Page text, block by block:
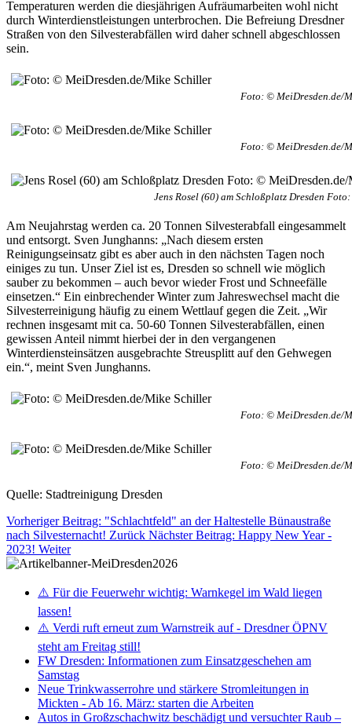
Temperaturen werden die diesjährigen Aufräumarbeiten wohl nicht
durch Winterdienstleistungen unterbrochen. Die Befreiung Dresdner
Straßen von den Silvesterabfällen wird daher schnell abgeschlossen
sein.
Foto: © MeiDresden.de/
Foto: © MeiDresden.de/
Jens Rosel (60) am Schloßplatz Dresden
Am Neujahrstag werden ca. 20 Tonnen Silvesterabfall eingesammelt
und entsorgt. Sven Junghanns: „Nach diesem ersten
Reinigungseinsatz gibt es aber auch in den nächsten Tagen noch
einiges zu tun. Unser Ziel ist es, Dresden so schnell wie möglich
sauber zu bekommen – auch bevor wieder Frost und Schneefälle
einsetzen.“ Ein einbrechender Winter zum Jahreswechsel macht die
Silvesterreinigung häufig zu einem Wettlauf gegen die Zeit. „Wir
rechnen insgesamt mit ca. 50-60 Tonnen Silvesterabfällen, einen
gewissen Anteil nimmt hierbei der in den vergangenen
Winterdiensteinsätzen ausgebrachte Streusplitt auf den Gehwegen
ein.“, meint Sven Junghanns.
Foto: © MeiDresden.de/
Foto: © MeiDresden.de/
Quelle: Stadtreinigung Dresden
Vorheriger Beitrag: "Schlachtfeld" an der Haltestelle Bünaustraße
nach Silvesternacht! Zurück Nächster Beitrag: Happy New Year -
2023! Weiter
⚠️ Für die Feuerwehr wichtig: Warnkegel im Wald liegen
lassen!
⚠️ Verdi ruft erneut zum Warnstreik auf - Dresdner ÖPNV
steht am Freitag still!
FW Dresden: Informationen zum Einsatzgeschehen am
Samstag
Neue Trinkwasserrohre und stärkere Stromleitungen in
Mickten - Ab 16. März: starten die Arbeiten
Autos in Großzschachwitz beschädigt und versuchter Raub –